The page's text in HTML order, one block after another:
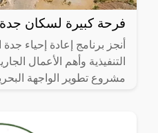
فرحة كبيرة لسكان
أنجز برنامج إعادة إحياء
التنفيذية وأهم الأعمال